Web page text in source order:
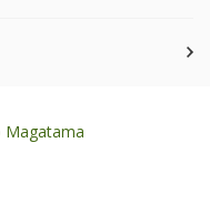
Magatama